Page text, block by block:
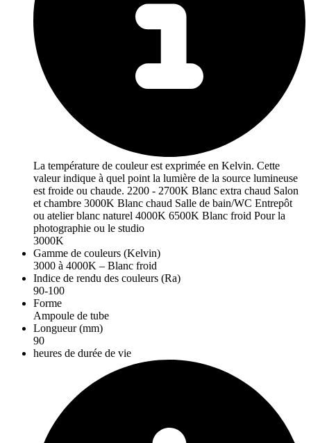
La température de couleur est exprimée en Kelvin. Cette
valeur indique à quel point la lumière de la source lumineuse
est froide ou chaude. 2200 - 2700K Blanc extra chaud Salon
et chambre 3000K Blanc chaud Salle de bain/WC Entrepôt
ou atelier blanc naturel 4000K 6500K Blanc froid Pour la
photographie ou le studio
3000K
Gamme de couleurs (Kelvin)
3000 à 4000K – Blanc froid
Indice de rendu des couleurs (Ra)
90-100
Forme
Ampoule de tube
Longueur (mm)
90
heures de durée de vie